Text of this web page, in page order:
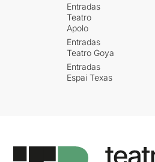
Entradas
Teatro
Apolo
Entradas
Teatro Goya
Entradas
Espai Texas